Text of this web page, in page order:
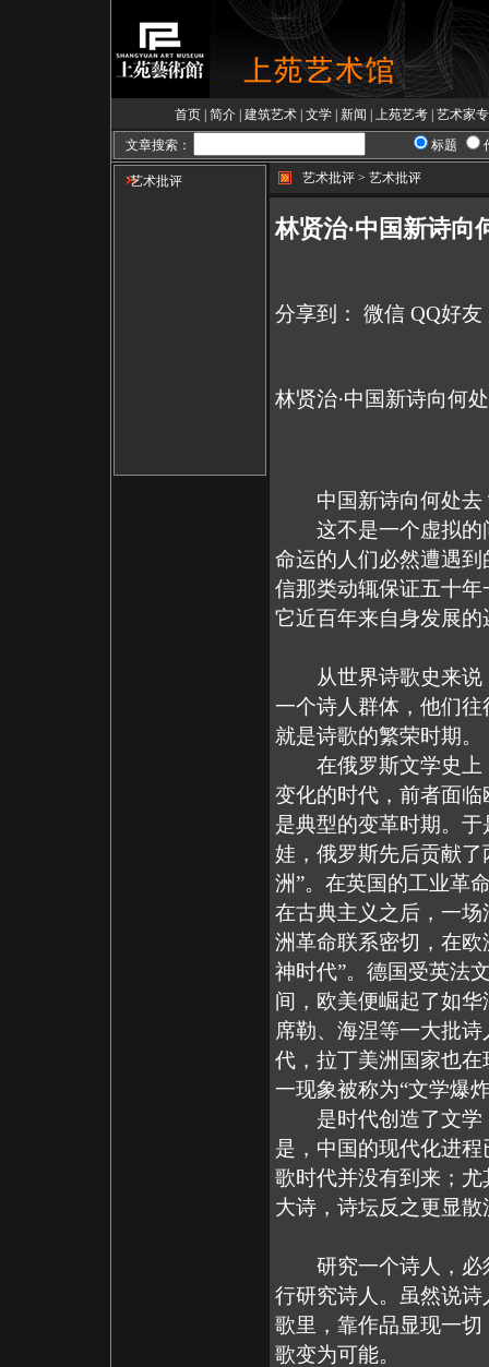
首页 简介 建筑艺术 文学 新闻 上苑艺考 艺术家
文章搜索：
标题
艺术批评 艺术批评 > 艺术批评
林贤治·中国新诗向
分享到： 微信 QQ好友
林贤治·中国新诗向何
中国新诗向何处去
这不是一个虚拟的
命运的人们必然遭遇
信那类动辄保证五十
它近百年来自身发展
从世界诗歌史来说
一个诗人群体，他们
就是诗歌的繁荣时期。
在俄罗斯文学史上，
变化的时代，前者面
是典型的变革时期。
娃，俄罗斯先后贡献
洲”。在英国的工业革
在古典主义之后，一
洲革命联系密切，在
神时代”。德国受英法
间，欧美便崛起了如
席勒、海涅等一大批
代，拉丁美洲国家也
一现象被称为“文学爆
是时代创造了文学
是，中国的现代化进
歌时代并没有到来；
大诗，诗坛反之更显
研究一个诗人，必
行研究诗人。虽然说
歌里，靠作品显现一
歌变为可能。